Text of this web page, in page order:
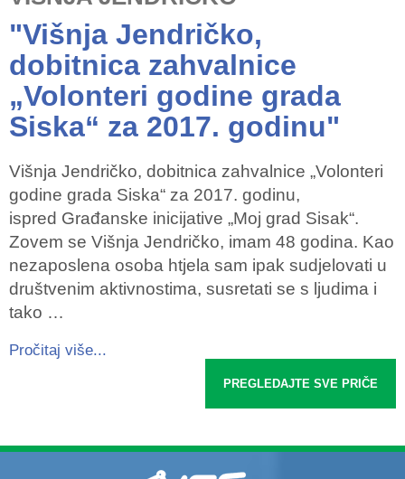
"Višnja Jendričko,
dobitnica zahvalnice
„Volonteri godine grada
Siska“ za 2017. godinu"
Višnja Jendričko, dobitnica zahvalnice „Volonteri
godine grada Siska“ za 2017. godinu,
ispred Građanske inicijative „Moj grad Sisak“.
Zovem se Višnja Jendričko, imam 48 godina. Kao
nezaposlena osoba htjela sam ipak sudjelovati u
društvenim aktivnostima, susretati se s ljudima i
tako …
Pročitaj više...
PREGLEDAJTE SVE PRIČE